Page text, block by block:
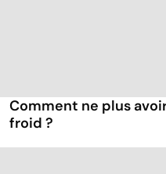
Comment ne plus
froid ?